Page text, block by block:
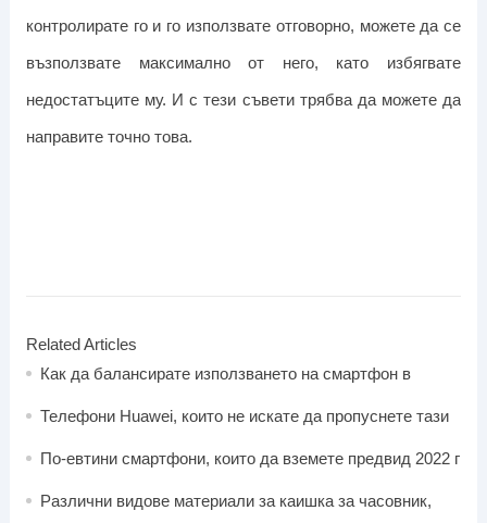
контролирате го и го използвате отговорно, можете да се
възползвате максимално от него, като избягвате
недостатъците му. И с тези съвети трябва да можете да
направите точно това.
Related Articles
Как да балансирате използването на смартфон в
Телефони Huawei, които не искате да пропуснете тази
По-евтини смартфони, които да вземете предвид 2022 г
Различни видове материали за каишка за часовник,